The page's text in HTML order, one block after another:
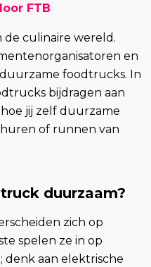
FTB
de culinaire wereld.
en
foodtrucks. In
bijdragen aan
jij zelf duurzame
of runnen van
duurzaam?
zich op
spelen ze in op
denk aan elektrische